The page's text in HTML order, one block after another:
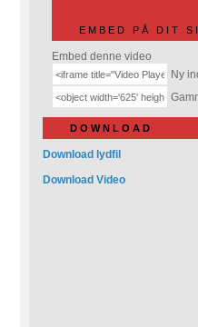
EMBED PÅ DIT
Embed denne video
Ny
DOWNLOAD
Download lydfil
Download Video